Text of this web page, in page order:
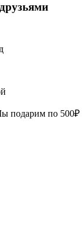
подарим по 500₽